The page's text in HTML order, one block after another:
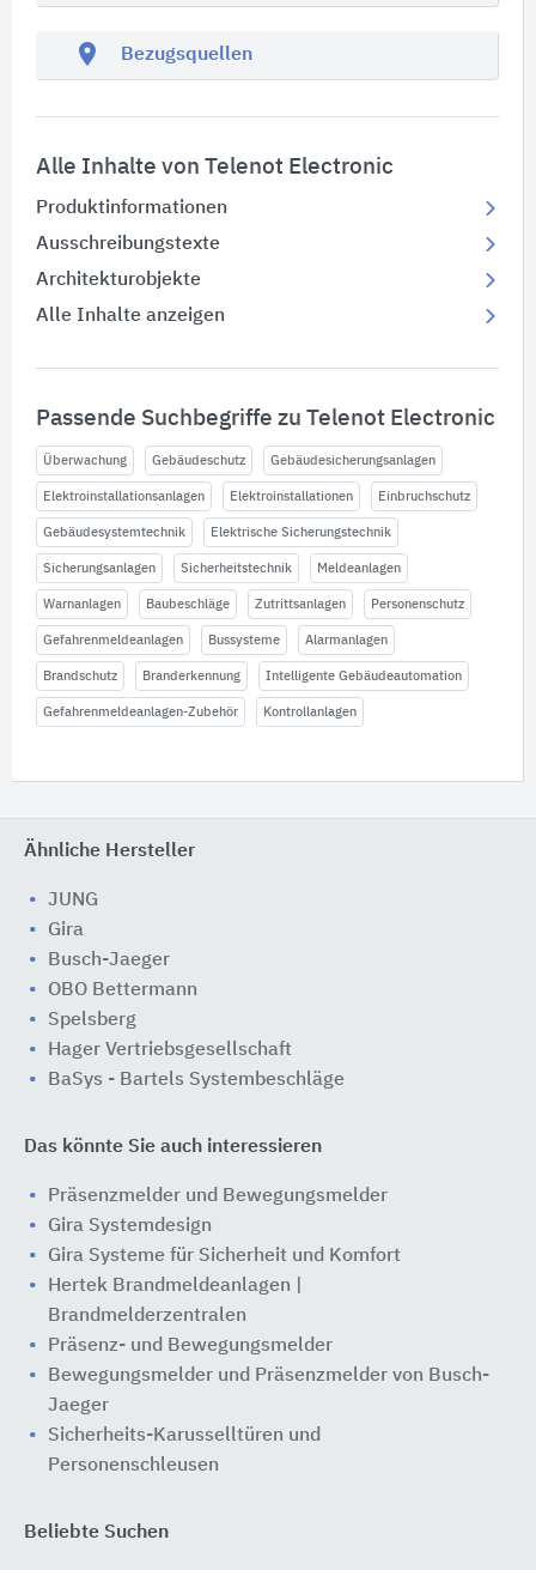
location_on Bezugsquellen
Alle Inhalte von Telenot Electronic
Produktinformationen
Ausschreibungstexte
Architekturobjekte
Alle Inhalte anzeigen
Passende Suchbegriffe zu Telenot Electronic
Überwachung Gebäudeschutz Gebäudesicherungsanlagen
Elektroinstallationsanlagen Elektroinstallationen Einbruchschutz
Gebäudesystemtechnik Elektrische Sicherungstechnik
Sicherungsanlagen Sicherheitstechnik Meldeanlagen
Warnanlagen Baubeschläge Zutrittsanlagen Personenschutz
Gefahrenmeldeanlagen Bussysteme Alarmanlagen
Brandschutz Branderkennung Intelligente Gebäudeautomation
Gefahrenmeldeanlagen-Zubehör Kontrollanlagen
Ähnliche Hersteller
JUNG
Gira
Busch-Jaeger
OBO Bettermann
Spelsberg
Hager Vertriebsgesellschaft
BaSys - Bartels Systembeschläge
Das könnte Sie auch interessieren
Präsenzmelder und Bewegungsmelder
Gira Systemdesign
Gira Systeme für Sicherheit und Komfort
Hertek Brandmeldeanlagen |
Brandmelderzentralen
Präsenz- und Bewegungsmelder
Bewegungsmelder und Präsenzmelder von Busch-
Jaeger
Sicherheits-Karusselltüren und
Personenschleusen
Beliebte Suchen